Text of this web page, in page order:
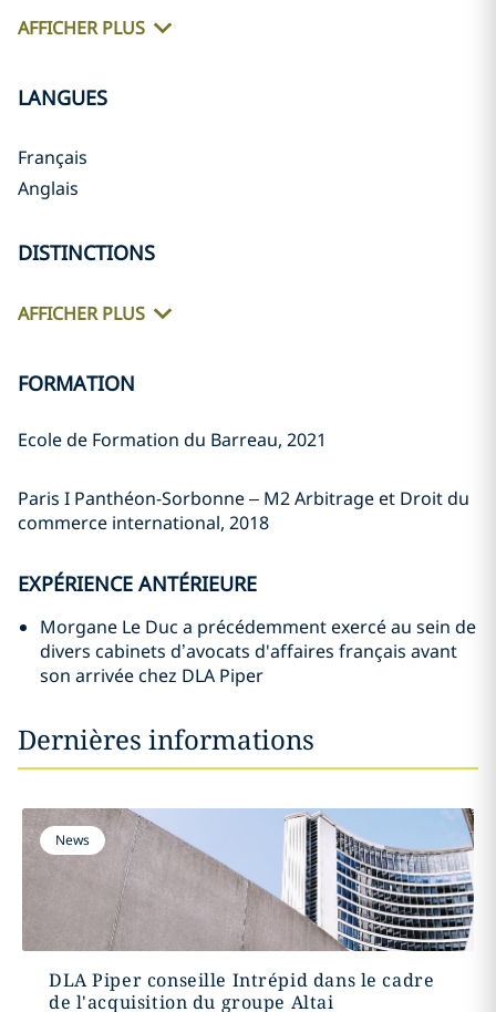
AFFICHER PLUS
LANGUES
Français
Anglais
DISTINCTIONS
AFFICHER PLUS
FORMATION
Ecole de Formation du Barreau, 2021
Paris I Panthéon-Sorbonne – M2 Arbitrage et Droit du
commerce international, 2018
EXPÉRIENCE ANTÉRIEURE
Morgane Le Duc a précédemment exercé au sein de
divers cabinets d’avocats d'affaires français avant
son arrivée chez DLA Piper
Dernières informations
News
DLA Piper conseille Intrépid dans le cadre
de l'acquisition du groupe Altai